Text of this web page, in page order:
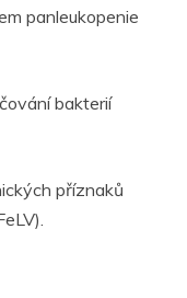
panleukopenie
bakterií
příznaků